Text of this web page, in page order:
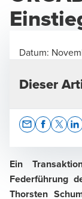
Ein
Federführung
Thorsten
Datum:
Dieser